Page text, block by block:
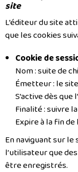
site
L’éditeur du site
que les cookies
Cookie de
Nom : suite de
Émetteur : le
S’active dès
Finalité : suivre
Expire à la fin de
En naviguant sur le
l’utilisateur que
être enregistrés.